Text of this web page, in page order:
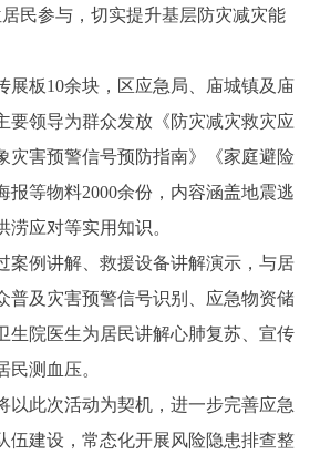
民参与，切实提升基层防灾减灾能
板10余块，区应急局、庙城镇及庙
要领导为群众发放《防灾减灾救灾应
灾害预警信号预防指南》《家庭避险
报等物料2000余份，内容涵盖地震逃
应对等实用知识。
例讲解、救援设备讲解演示，与居
普及灾害预警信号识别、应急物资储
生院医生为居民讲解心肺复苏、宣传
民测血压。
此次活动为契机，进一步完善应急
伍建设，常态化开展风险隐患排查整